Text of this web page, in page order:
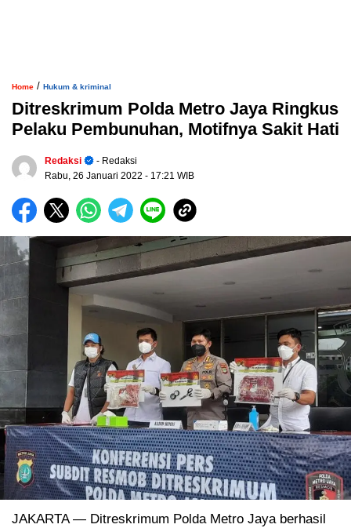
Home / Hukum & kriminal
Ditreskrimum Polda Metro Jaya Ringkus
Pelaku Pembunuhan, Motifnya Sakit Hati
Redaksi
- Redaksi
Rabu, 26 Januari 2022 - 17:21 WIB
JAKARTA — Ditreskrimum Polda Metro Jaya berhasil